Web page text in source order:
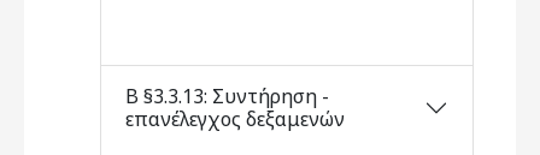
Β §3.3.13: Συντήρηση -
επανέλεγχος δεξαμενών